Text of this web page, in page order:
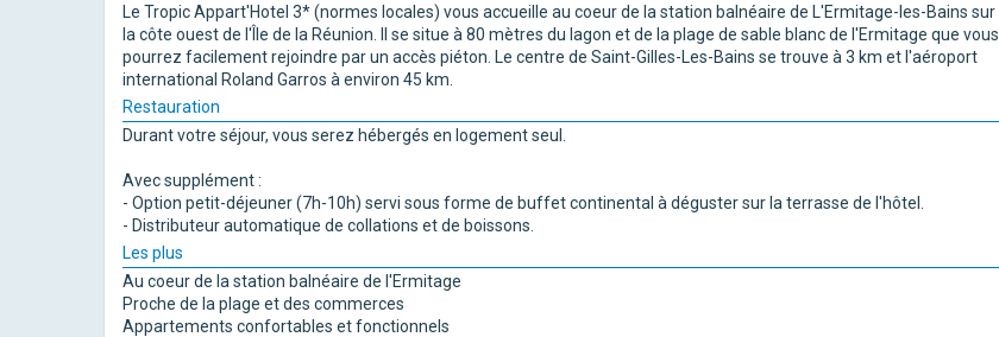
Le Tropic Appart'Hotel 3* (normes locales) vous accueille au coeur de la station balnéaire de L'Ermitage-les-Bains sur
la côte ouest de l'Île de la Réunion. Il se situe à 80 mètres du lagon et de la plage de sable blanc de l'Ermitage que vous
pourrez facilement rejoindre par un accès piéton. Le centre de Saint-Gilles-Les-Bains se trouve à 3 km et l'aéroport
international Roland Garros à environ 45 km.
Restauration
Durant votre séjour, vous serez hébergés en logement seul.
Avec supplément :
- Option petit-déjeuner (7h-10h) servi sous forme de buffet continental à déguster sur la terrasse de l'hôtel.
- Distributeur automatique de collations et de boissons.
Les plus
Au coeur de la station balnéaire de l'Ermitage
Proche de la plage et des commerces
Appartements confortables et fonctionnels